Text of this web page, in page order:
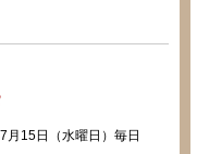
15日（水曜日）毎日